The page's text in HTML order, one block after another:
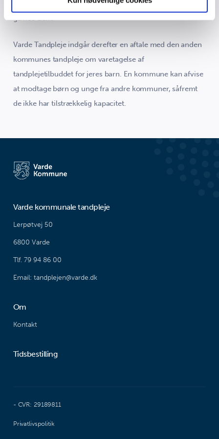
valgte kommune har kapacitet til at barnet fremover kan
gå hos dem.
Varde Tandpleje indgår derefter en aftale med den anden
kommunes tandpleje om varetagelse af
tandplejetilbuddet for jeres barn. En kommune kan afvise
at modtage børn og unge fra andre kommuner, såfremt
de ikke har tilstrækkelig kapacitet.
Varde kommunale tandpleje
Lerpøtvej 50
6800 Varde
Tlf. 79 94 86 00
Email: tandplejen@varde.dk
Om
Kontakt
Tidsbestilling
- CVR: 29189811
Privatlivspolitik